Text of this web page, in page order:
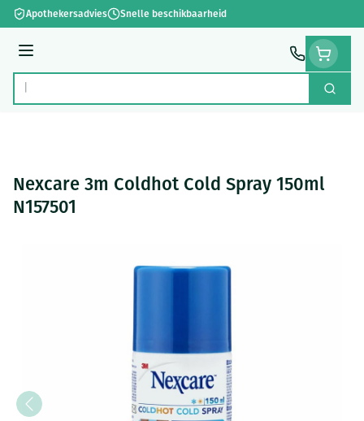
Ga naar de inhoud
Apothekersadvies Snelle beschikbaarheid
Menu
Product, merk, categorie... Zoek
Nexcare 3m Coldhot Cold Spray 150ml
N157501